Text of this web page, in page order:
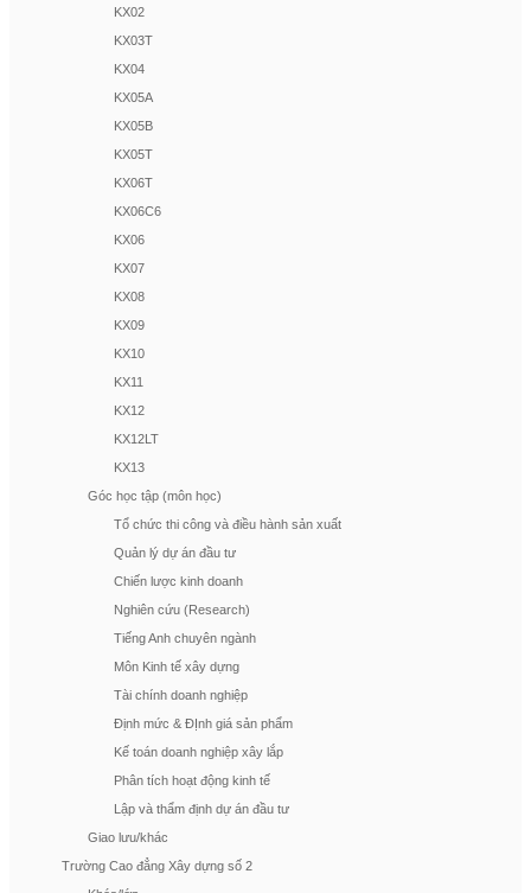
KX02
KX03T
KX04
KX05A
KX05B
KX05T
KX06T
KX06C6
KX06
KX07
KX08
KX09
KX10
KX11
KX12
KX12LT
KX13
Góc học tập (môn học)
Tổ chức thi công và điều hành sản xuất
Quản lý dự án đầu tư
Chiến lược kinh doanh
Nghiên cứu (Research)
Tiếng Anh chuyên ngành
Môn Kinh tế xây dựng
Tài chính doanh nghiệp
Định mức & ĐỊnh giá sản phẩm
Kế toán doanh nghiệp xây lắp
Phân tích hoạt động kinh tế
Lập và thẩm định dự án đầu tư
Giao lưu/khác
Trường Cao đẳng Xây dựng số 2